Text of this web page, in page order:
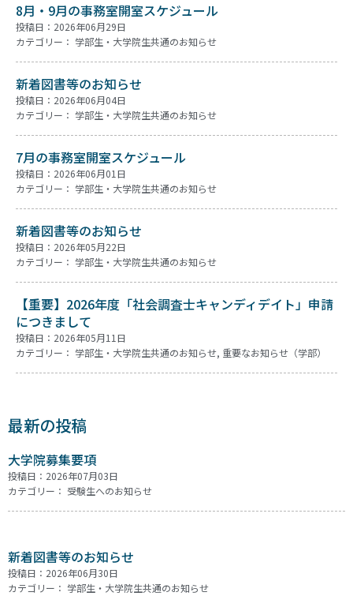
8月・9月の事務室開室スケジュール
投稿日：2026年06月29日
カテゴリー： 学部生・大学院生共通のお知らせ
新着図書等のお知らせ
投稿日：2026年06月04日
カテゴリー： 学部生・大学院生共通のお知らせ
7月の事務室開室スケジュール
投稿日：2026年06月01日
カテゴリー： 学部生・大学院生共通のお知らせ
新着図書等のお知らせ
投稿日：2026年05月22日
カテゴリー： 学部生・大学院生共通のお知らせ
【重要】2026年度「社会調査士キャンディデイト」申請
につきまして
投稿日：2026年05月11日
カテゴリー： 学部生・大学院生共通のお知らせ, 重要なお知らせ（学部）
最新の投稿
大学院募集要項
投稿日：2026年07月03日
カテゴリー： 受験生へのお知らせ
新着図書等のお知らせ
投稿日：2026年06月30日
カテゴリー： 学部生・大学院生共通のお知らせ